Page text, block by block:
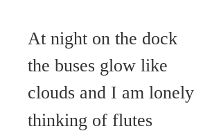
At night on the dock
the buses glow like
clouds and I am lonely
thinking of flutes